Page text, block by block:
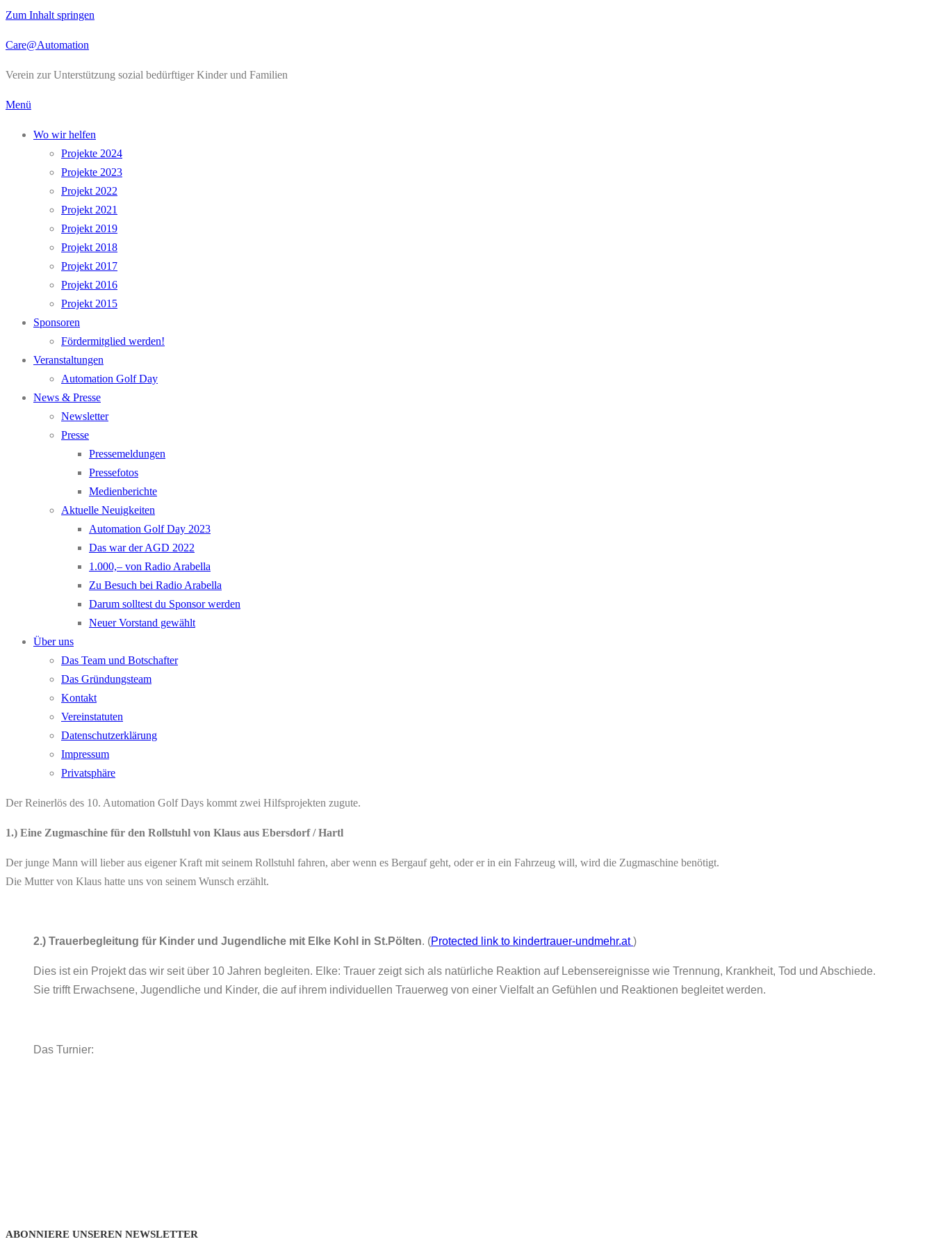
Zum Inhalt springen
Care@Automation
Verein zur Unterstützung sozial bedürftiger Kinder und Familien
Menü
Wo wir helfen
Projekte 2024
Projekte 2023
Projekt 2022
Projekt 2021
Projekt 2019
Projekt 2018
Projekt 2017
Projekt 2016
Projekt 2015
Sponsoren
Fördermitglied werden!
Veranstaltungen
Automation Golf Day
News & Presse
Newsletter
Presse
Pressemeldungen
Pressefotos
Medienberichte
Aktuelle Neuigkeiten
Automation Golf Day 2023
Das war der AGD 2022
1.000,– von Radio Arabella
Zu Besuch bei Radio Arabella
Darum solltest du Sponsor werden
Neuer Vorstand gewählt
Über uns
Das Team und Botschafter
Das Gründungsteam
Kontakt
Vereinstatuten
Datenschutzerklärung
Impressum
Privatsphäre
Der Reinerlös des 10. Automation Golf Days kommt zwei Hilfsprojekten zugute.
1.) Eine Zugmaschine für den Rollstuhl von Klaus aus Ebersdorf / Hartl
Der junge Mann will lieber aus eigener Kraft mit seinem Rollstuhl fahren, aber wenn es Bergauf geht, oder er in ein Fahrzeug will, wird die Zugmaschine benötigt.
Die Mutter von Klaus hatte uns von seinem Wunsch erzählt.
2.) Trauerbegleitung für Kinder und Jugendliche mit Elke Kohl in St.Pölten. (Protected link to kindertrauer-undmehr.at)
Dies ist ein Projekt das wir seit über 10 Jahren begleiten. Elke: Trauer zeigt sich als natürliche Reaktion auf Lebensereignisse wie Trennung, Krankheit, Tod und Abschiede.
Sie trifft Erwachsene, Jugendliche und Kinder, die auf ihrem individuellen Trauerweg von einer Vielfalt an Gefühlen und Reaktionen begleitet werden.
Das Turnier:
ABONNIERE UNSEREN NEWSLETTER